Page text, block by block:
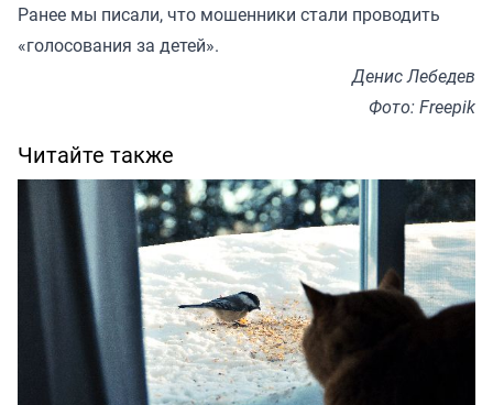
Ранее мы писали, что мошенники стали проводить
«голосования за детей».
Денис Лебедев
Фото: Freepik
Читайте также